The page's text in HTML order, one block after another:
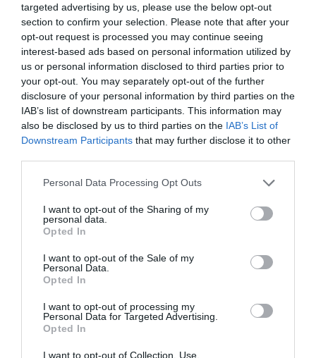
targeted advertising by us, please use the below opt-out
section to confirm your selection. Please note that after your
opt-out request is processed you may continue seeing
interest-based ads based on personal information utilized by
us or personal information disclosed to third parties prior to
your opt-out. You may separately opt-out of the further
disclosure of your personal information by third parties on the
IAB’s list of downstream participants. This information may
also be disclosed by us to third parties on the IAB’s List of
Downstream Participants that may further disclose it to other
Personal Data Processing Opt Outs
I want to opt-out of the Sharing of my
personal data.
Opted In
I want to opt-out of the Sale of my
Personal Data.
Opted In
I want to opt-out of processing my
Personal Data for Targeted Advertising.
Opted In
I want to opt-out of Collection, Use,
Svensk mat
Kokt mat
E-mail Skriv ut
Medel:4.8(5röster)
Uppskattat näringsvärde per portion:
Publicerat:2024-09-10, Uppdaterat: 2024-09-12
Författare:
Mattsson
Jag är matskribent samt kock
med en fil. kand i
Måltidsvetenskap från
restauranghögskolan i Grythyttan. På denna sida
delar jag med mig av tusentals olika recept för alla